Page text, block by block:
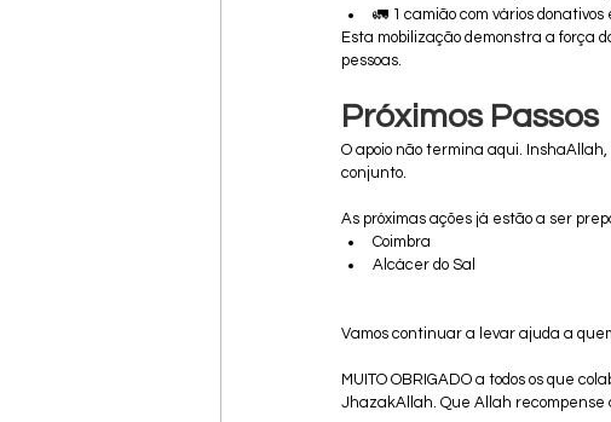
🚛 1 camião com vários
Esta mobilização demonstra a força
pessoas.
Próximos Passos
O apoio não termina aqui.
conjunto.
As próximas ações já estão a ser
Coimbra
Alcácer do Sal
Vamos continuar a levar ajuda a
MUITO OBRIGADO a todos os que
JhazakAllah. Que Allah recompense